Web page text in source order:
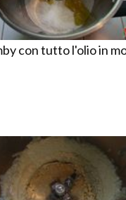
con tutto l'olio in